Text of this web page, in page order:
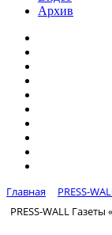
Архив
Главная
PRESS-
PRESS-WALL